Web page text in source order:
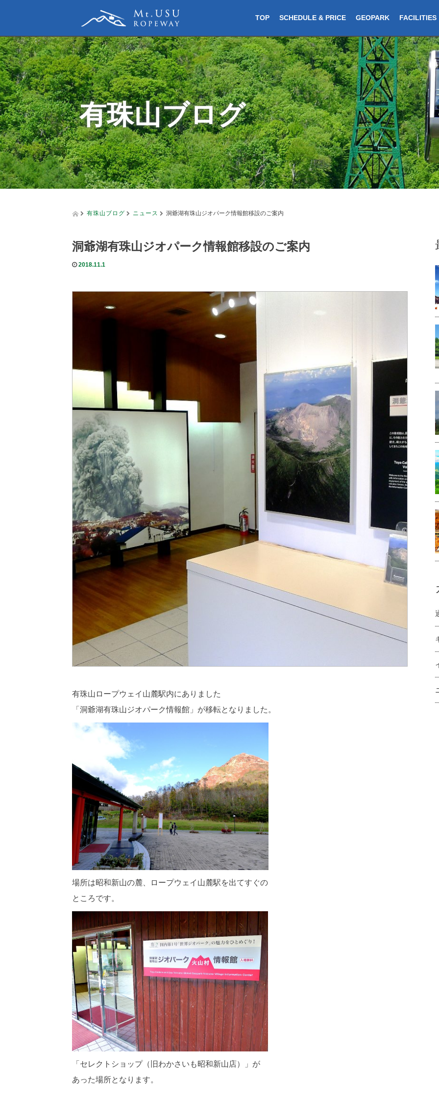
TOP SCHEDULE & PRICE GEOPARK FACILITIES
有珠山ブログ
有珠山ブログ ニュース 洞爺湖有珠山ジオパーク情報館移設のご案内
洞爺湖有珠山ジオパーク情報館移設のご案内
2018.11.1
有珠山ロープウェイ山麓駅内にありました
「洞爺湖有珠山ジオパーク情報館」が移転となりました。
場所は昭和新山の麓、ロープウェイ山麓駅を出てすぐの
ところです。
「セレクトショップ（旧わかさいも昭和新山店）」が
あった場所となります。